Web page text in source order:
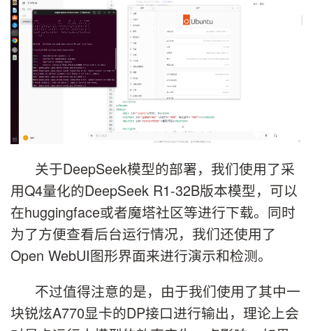
关于DeepSeek模型的部署，我们使用了采
用Q4量化的DeepSeek R1-32B版本模型，可以
在huggingface或者魔塔社区等进行下载。同时
为了方便查看后台运行情况，我们还使用了
Open WebUI图形界面来进行演示和检测。
不过值得注意的是，由于我们使用了其中一
块锐炫A770显卡的DP接口进行输出，理论上会